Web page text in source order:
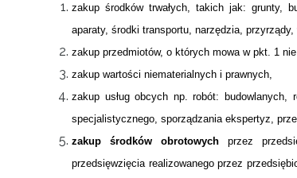
zakup środków trwałych, takich jak: grunty,
aparaty, środki transportu, narzędzia,
zakup przedmiotów, o których mowa w pkt. 1
zakup wartości niematerialnych i prawnych,
zakup usług obcych np. robót: budowlanych,
specjalistycznego, sporządzania ekspertyz,
zakup środków obrotowych
przez
przedsięwzięcia realizowanego przez